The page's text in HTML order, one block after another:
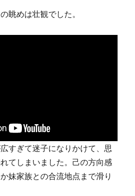
眺めは壮観でした。
すぎて迷子になりかけて、思
てしまいました。己の方向感
妹家族との合流地点まで滑り